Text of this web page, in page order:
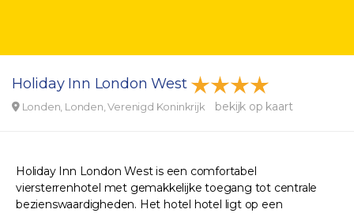
Holiday Inn London West
Londen, Londen, Verenigd Koninkrijk bekijk op kaart
Holiday Inn London West is een comfortabel
viersterrenhotel met gemakkelijke toegang tot centrale
bezienswaardigheden. Het hotel hotel ligt op een